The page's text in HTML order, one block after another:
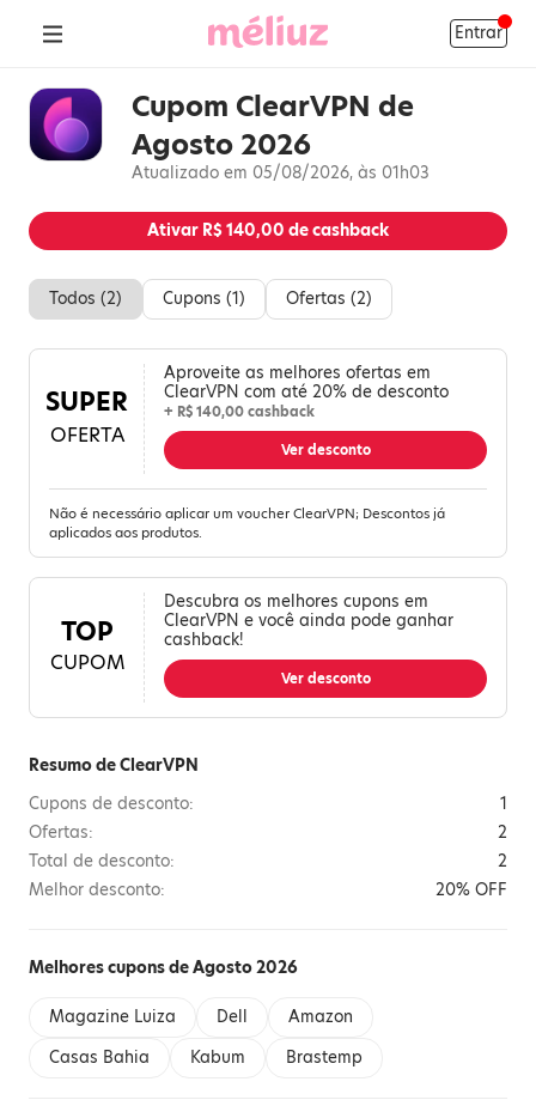
Entrar
Cupom ClearVPN de
Agosto 2026
Atualizado em 05/08/2026, às 01h03
Ativar R$ 140,00 de cashback
Todos (2) Cupons (1) Ofertas (2)
SUPER
OFERTA
Aproveite as melhores ofertas em
ClearVPN com até 20% de desconto
+ R$ 140,00 cashback
Ver desconto
Não é necessário aplicar um voucher ClearVPN; Descontos já
aplicados aos produtos.
TOP
CUPOM
Descubra os melhores cupons em
ClearVPN e você ainda pode ganhar
cashback!
Ver desconto
Resumo de ClearVPN
Cupons de desconto:
1
Ofertas:
2
Total de desconto:
2
Melhor desconto:
20% OFF
Melhores cupons de Agosto 2026
Magazine Luiza Dell
Amazon
Casas Bahia
Kabum Brastemp